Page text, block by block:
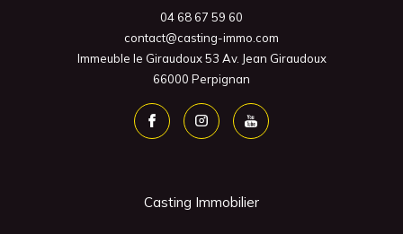
04 68 67 59 60
contact@casting-immo.com
Immeuble le Giraudoux 53 Av. Jean Giraudoux
66000
Perpignan
Casting Immobilier